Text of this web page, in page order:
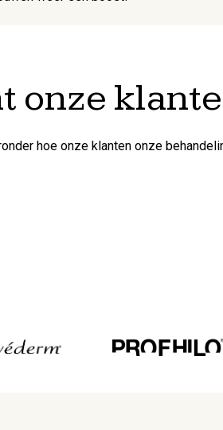
onze
hoe onze klanten onze